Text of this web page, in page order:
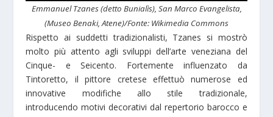
Emmanuel Tzanes (detto Bunialìs), San Marco Evangelista,
(Museo Benaki, Atene)/Fonte: Wikimedia Commons
Rispetto ai suddetti tradizionalisti, Tzanes si mostrò
molto più attento agli sviluppi dell’arte veneziana del
Cinque- e Seicento. Fortemente influenzato da
Tintoretto, il pittore cretese effettuò numerose ed
innovative modifiche allo stile tradizionale,
introducendo motivi decorativi dal repertorio barocco e